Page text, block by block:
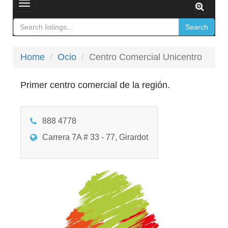
Toggle
navigation
Search
Home Ocio Centro Comercial Unicentro
Primer centro comercial de la región.
888 4778
Carrera 7A # 33 - 77, Girardot